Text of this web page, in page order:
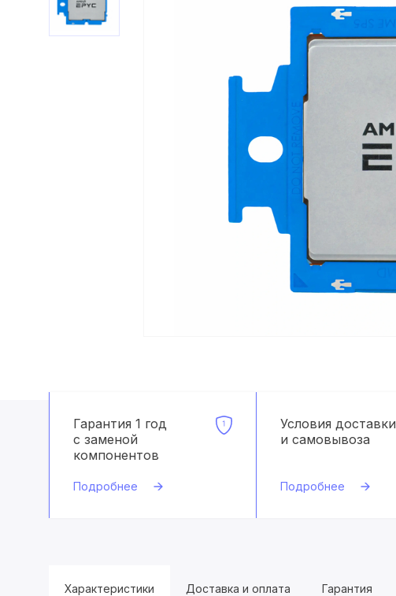
Гарантия 1 год
с заменой
компонентов
Подробнее
Условия доставки
и самовывоза
Подробнее
Характеристики Доставка и оплата Гарантия